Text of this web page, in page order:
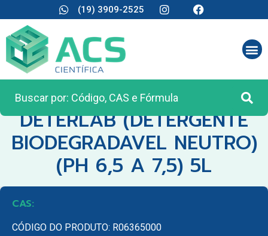
(19) 3909-2525
CATEGORIA:REAGENTES ANALÍTICOS
DETERLAB (DETERGENTE
BIODEGRADAVEL NEUTRO)
(PH 6,5 A 7,5) 5L
CAS:
CÓDIGO DO PRODUTO: R06365000